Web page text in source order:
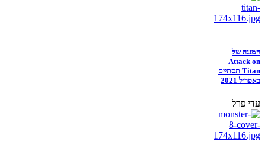
המנגה של
Attack on
Titan תסתיים
באפריל 2021
עדי פרל